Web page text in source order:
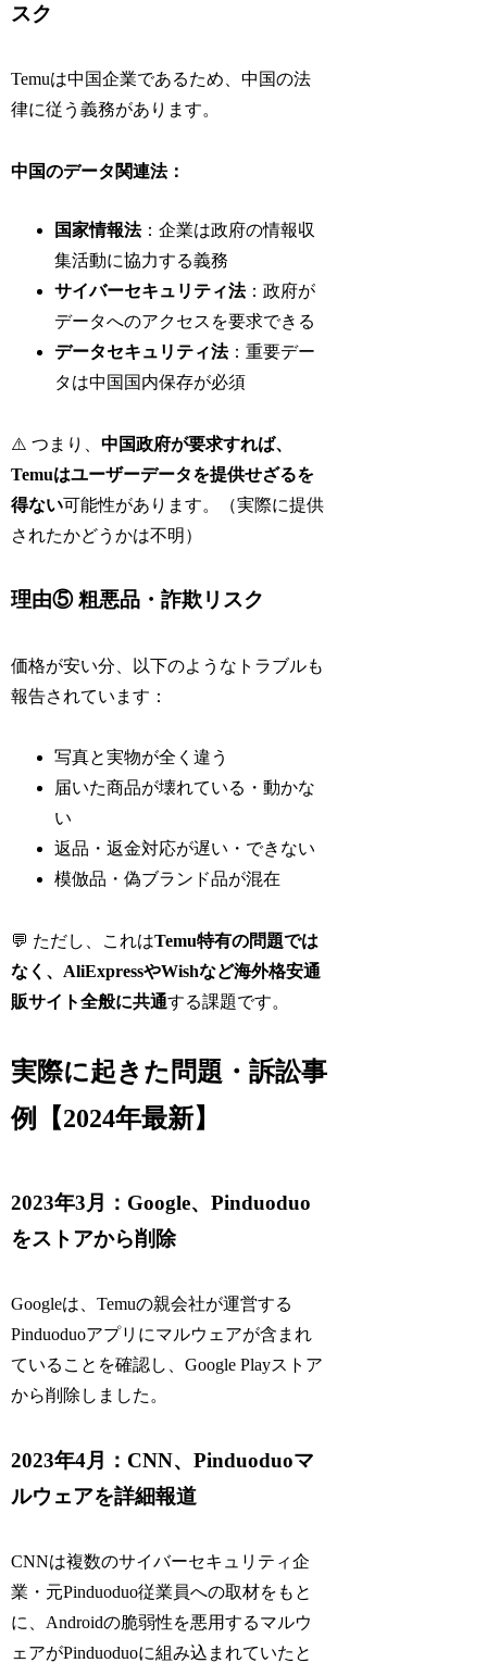
スク
Temuは中国企業であるため、中国の法
律に従う義務があります。
中国のデータ関連法：
国家情報法：企業は政府の情報収
集活動に協力する義務
サイバーセキュリティ法：政府が
データへのアクセスを要求できる
データセキュリティ法：重要デー
タは中国国内保存が必須
⚠️ つまり、中国政府が要求すれば、
Temuはユーザーデータを提供せざるを
得ない可能性があります。（実際に提供
されたかどうかは不明）
理由⑤ 粗悪品・詐欺リスク
価格が安い分、以下のようなトラブルも
報告されています：
写真と実物が全く違う
届いた商品が壊れている・動かな
い
返品・返金対応が遅い・できない
模倣品・偽ブランド品が混在
💬 ただし、これはTemu特有の問題では
なく、AliExpressやWishなど海外格安通
販サイト全般に共通する課題です。
実際に起きた問題・訴訟事
例【2024年最新】
2023年3月：Google、Pinduoduo
をストアから削除
Googleは、Temuの親会社が運営する
Pinduoduoアプリにマルウェアが含まれ
ていることを確認し、Google Playストア
から削除しました。
2023年4月：CNN、Pinduoduoマ
ルウェアを詳細報道
CNNは複数のサイバーセキュリティ企
業・元Pinduoduo従業員への取材をもと
に、Androidの脆弱性を悪用するマルウ
ェアがPinduoduoに組み込まれていたと